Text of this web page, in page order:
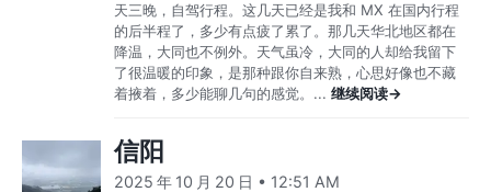
天三晚，自驾行程。这几天已经是我和 MX 在国内行程
的后半程了，多少有点疲了累了。那几天华北地区都在
降温，大同也不例外。天气虽冷，大同的人却给我留下
了很温暖的印象，是那种跟你自来熟，心思好像也不藏
着掖着，多少能聊几句的感觉。... 继续阅读→
信阳
2025 年 10 月 20 日 • 12:51 AM